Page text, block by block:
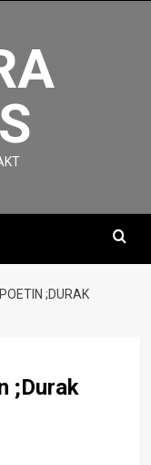
;DURAK
;Durak